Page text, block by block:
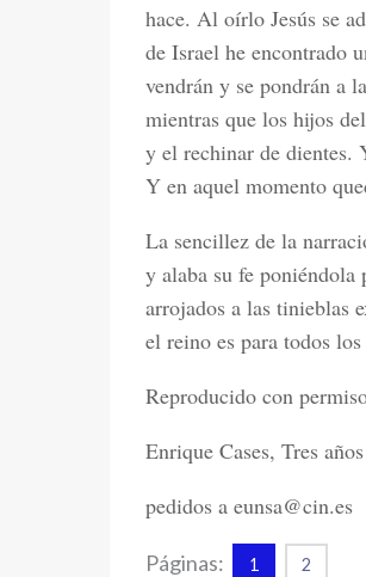
hace. Al oírlo Jesús se
de Israel he encontrado
vendrán y se pondrán a
mientras que los hijos
y el rechinar de dientes.
Y en aquel momento
La sencillez de la
y alaba su fe poniéndola
arrojados a las tinieblas
el reino es para todos
Reproducido con
Enrique Cases, Tres
pedidos a eunsa@cin.es
Páginas: 1 2